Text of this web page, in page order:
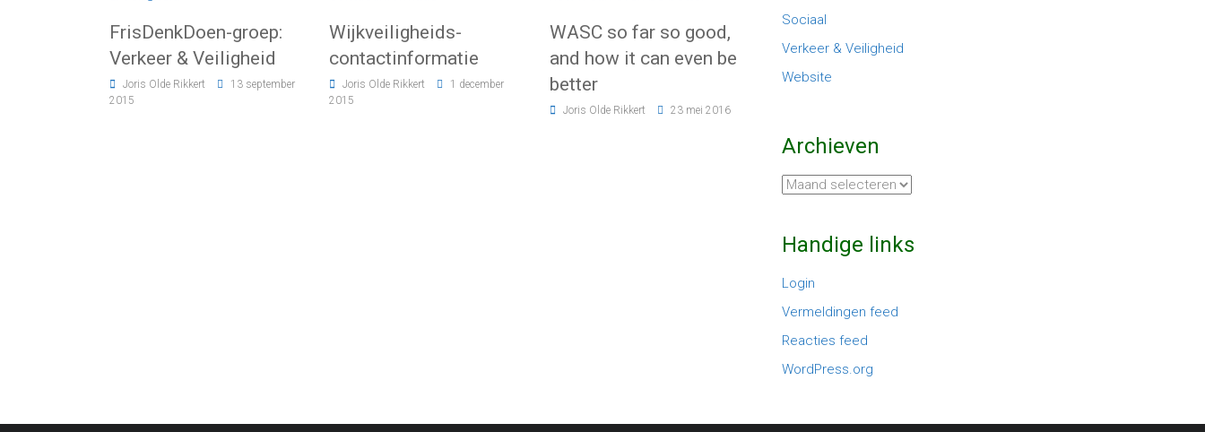
FrisDenkDoen-groep:
Verkeer & Veiligheid
Joris Olde Rikkert
13 september
2015
Wijkveiligheids-
contactinformatie
Joris Olde Rikkert
1 december
2015
WASC so far so good,
and how it can even be
better
Joris Olde Rikkert 23 mei 2016
Sociaal
Verkeer & Veiligheid
Website
Archieven
Archieven
Handige links
Login
Vermeldingen feed
Reacties feed
WordPress.org